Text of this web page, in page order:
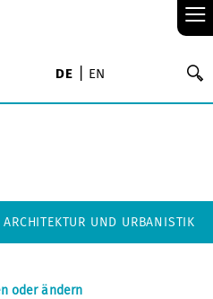
≡
DE EN
ARCHITEKTUR UND URBANISTIK
oder ändern